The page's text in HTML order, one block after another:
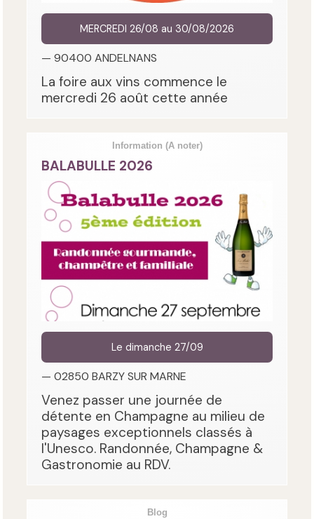
MERCREDI 26/08 au 30/08/2026
— 90400 ANDELNANS
La foire aux vins commence le
mercredi 26 août cette année
Information (A noter)
BALABULLE 2026
Le dimanche 27/09
— 02850 BARZY SUR MARNE
Venez passer une journée de
détente en Champagne au milieu de
paysages exceptionnels classés à
l'Unesco. Randonnée, Champagne &
Gastronomie au RDV.
Blog